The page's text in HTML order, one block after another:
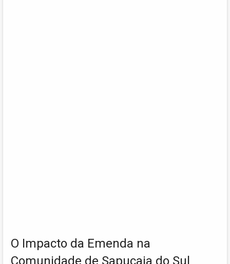
O Impacto da Emenda na